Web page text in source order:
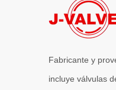
Fabricante y
incluye válvulas